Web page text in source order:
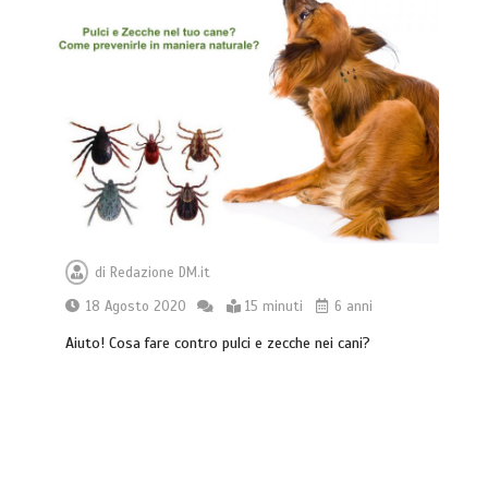
di Redazione DM.it
18 Agosto 2020
15 minuti 6 anni
Aiuto! Cosa fare contro pulci e zecche nei cani?